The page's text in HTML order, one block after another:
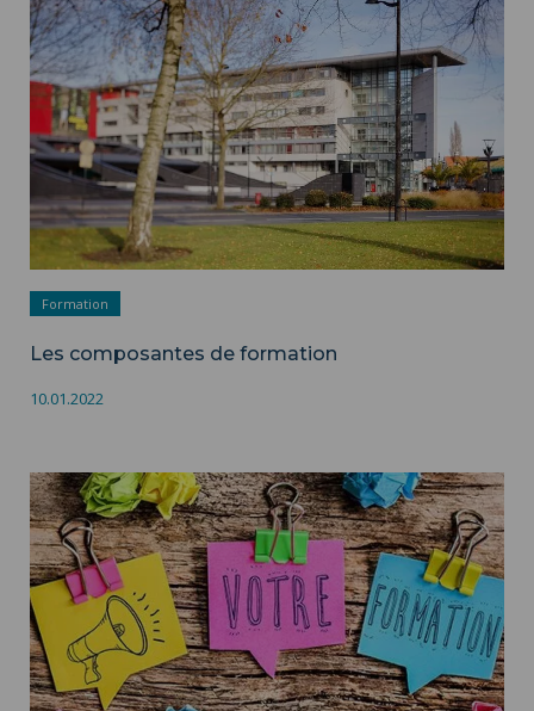
Formation
Les composantes de formation
10.01.2022
Organisation des études ">